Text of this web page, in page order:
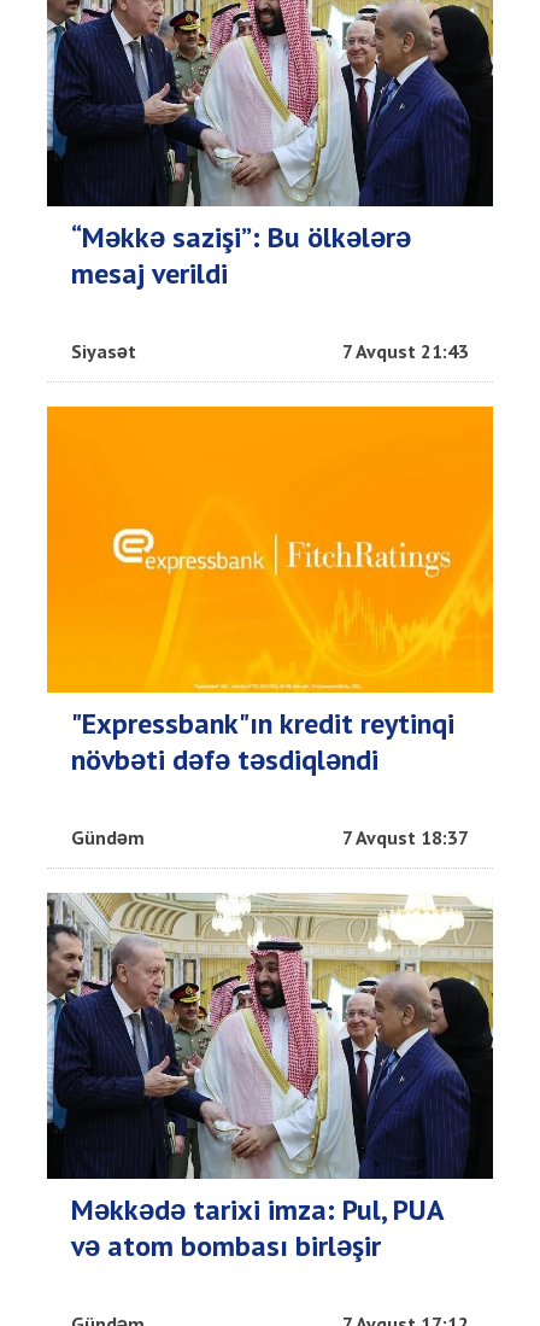
“Məkkə sazişi”: Bu ölkələrə
mesaj verildi
Siyasət 7 Avqust 21:43
"Expressbank"ın kredit reytinqi
növbəti dəfə təsdiqləndi
Gündəm 7 Avqust 18:37
Məkkədə tarixi imza: Pul, PUA
və atom bombası birləşir